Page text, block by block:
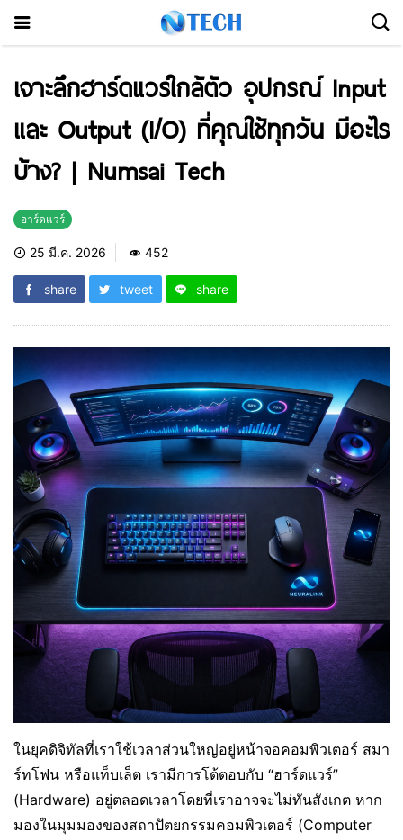
เจาะลึกฮาร์ดแวร์ใกล้ตัว อุปกรณ์ Input
และ Output (I/O) ที่คุณใช้ทุกวัน มีอะไร
บ้าง? | Numsai Tech
อาร์ดแวร์
25 มี.ค. 2026 452
share tweet share
ในยุคดิจิทัลที่เราใช้เวลาส่วนใหญ่อยู่หน้าจอคอมพิวเตอร์ สมา
ร์ทโฟน หรือแท็บเล็ต เรามีการโต้ตอบกับ “ฮาร์ดแวร์”
(Hardware) อยู่ตลอดเวลาโดยที่เราอาจจะไม่ทันสังเกต หาก
มองในมุมมองของสถาปัตยกรรมคอมพิวเตอร์ (Computer